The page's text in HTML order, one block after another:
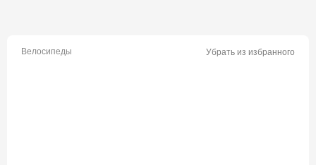
Велосипеды Убрать из избранного